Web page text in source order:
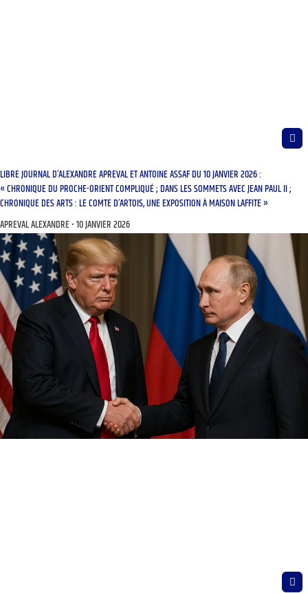
LIBRE JOURNAL D’ALEXANDRE APREVAL ET ANTOINE ASSAF DU 10 JANVIER 2026 :
« CHRONIQUE DU PROCHE-ORIENT COMPLIQUÉ ; DANS LES SOMMETS AVEC JEAN PAUL II ;
CHRONIQUE DES ARTS : LE COMTE D’ARTOIS, UNE EXPOSITION À MAISON LAFFITE »
APREVAL ALEXANDRE 10 JANVIER 2026